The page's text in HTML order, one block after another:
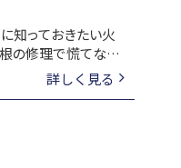
知っておきたい火
の修理で慌てない
詳しく見る